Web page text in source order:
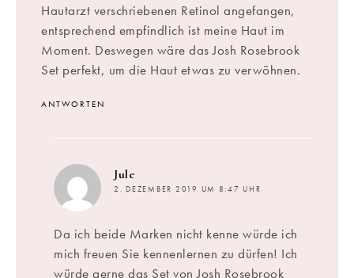
Hautarzt verschriebenen Retinol angefangen,
entsprechend empfindlich ist meine Haut im
Moment. Deswegen wäre das Josh Rosebrook
Set perfekt, um die Haut etwas zu verwöhnen.
ANTWORTEN
Jule
2. DEZEMBER 2019 UM 8:47 UHR
Da ich beide Marken nicht kenne würde ich
mich freuen Sie kennenlernen zu dürfen! Ich
würde gerne das Set von Josh Rosebrook